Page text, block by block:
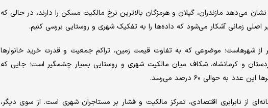
بررسی داده‌های هزینه و درآمد خانوار در سال ۱۴۰۳ نشان می‌دهد مازندران، گیلان و هرمزگان بالاترین نرخ مالکیت مسکن را دارند، در حالی که
اصلی زمانی آشکار می‌شود که داده‌ها را به تفکیک شهری و روستایی بررسی کنیم.
از شهرهاست؛ موضوعی که به تفاوت قیمت زمین، تراکم جمعیت و قدرت خرید خانوارها
و کرمانشاه، شکاف میان مالکیت شهری و روستایی بسیار چشمگیر است؛ جایی که
از نابرابری اقتصادی، تمرکز مالکیت و فشار بر مستاجران شهری است. از سوی دیگر،